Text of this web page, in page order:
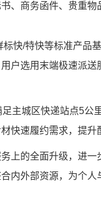
、商务函件、贵重物
快/特快等标准产品
户选用末端极速派送
主城区快递站点5公
快速履约需求，提升
上的全面升级，进
内外部资源，为个